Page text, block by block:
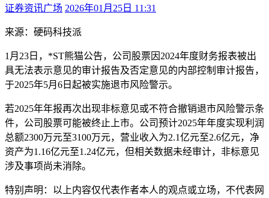
证券资讯广场 2026年01月25日 11:31
来源：硬码科技派
1月23日， *ST熊猫公告，公司股票因2024年度财务报表被出
具无法表示意见的审计报告及否定意见的内部控制审计报告，
于2025年5月6日起被实施退市风险警示。
若2025年年报再次出现非标意见或不符合撤销退市风险警示条
件，公司股票可能被终止上市。公司预计2025年年度实现利润
总额2300万元至3100万元，营业收入为2.1亿元至2.6亿元，净
资产为1.16亿元至1.24亿元，但相关数据未经审计，非标意见
涉及事项尚未消除。
特别声明：以上内容仅代表作者本人的观点或立场，不代表 网